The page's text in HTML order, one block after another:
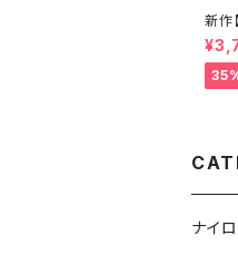
新作
ロン 撥水加工 三層式
トー
ー
-2
ナイロ